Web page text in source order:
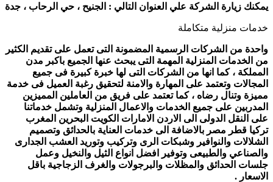
يمكنك زيارة الشركة علي العنوان التالي : الجنيح ، حي الرحاب ، جدة
خدمات منزلية متكاملة
واحدة من الشركات الرسمية المضمونة التى تعمل على تقديم الكثير
من الخدمات المنزلية المهمة التى يبحث عنها الجميع باكبر مدن
المملكة ، كما انها من الشركات التى لها خبرة كبيرة فى جميع
المجالات وتعتمد على المهارة والامنة لتحقيق رغبة العميل فى خدمة
مميزة وتنال رضاه ، كما تعتمد على فريق من العاملين المميزين
المدربين على جميع الخدمات والاعمال المنزلية وتشمل خدماتنا
على النقل الدولى الى الاردن الامارات الكويت البحرين المغرب
تركيا قطر مصر بالاضافة الى خدمات العناية بالحدائق وتصميم
الشلالات والنوافير وشبكات الرى وتركيب وتوريد العشب الجدارى
والصناعي والطبيعى وتوفير افضل انواع الثيل والنخيل وعمل
جلسات الحدائق والمظلات والبرجولات والغرف الزجاجية باقل
الاسعار .